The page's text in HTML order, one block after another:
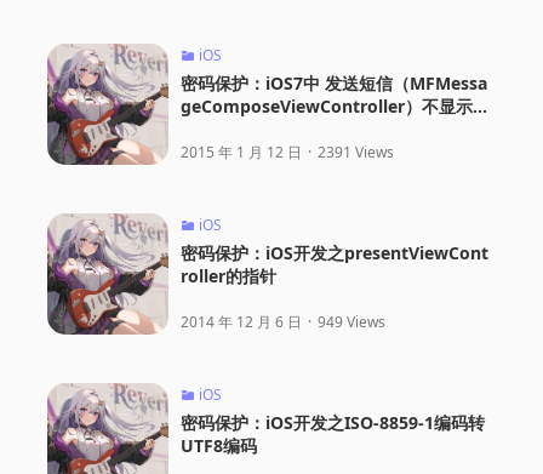
iOS
密码保护：iOS7中 发送短信（MFMessa
geComposeViewController）不显示联
2015 年 1 月 12 日 · 2391 Views
iOS
密码保护：iOS开发之presentViewCont
roller的指针
2014 年 12 月 6 日 · 949 Views
iOS
密码保护：iOS开发之ISO-8859-1编码转
UTF8编码